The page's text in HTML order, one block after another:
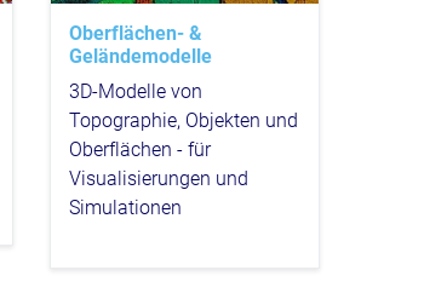
Oberflächen- &
Geländemodelle
3D-Modelle von
Topographie, Objekten und
Oberflächen - für
Visualisierungen und
Simulationen